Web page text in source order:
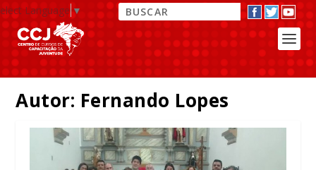
Language▼
Autor: Fernando Lopes